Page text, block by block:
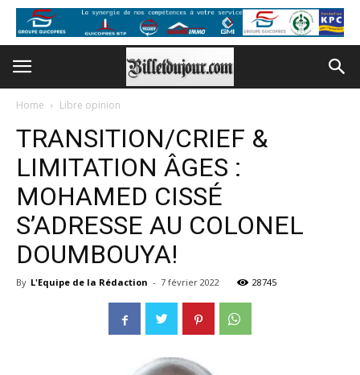
Home Libre opinion
TRANSITION/CRIEF &
LIMITATION ÂGES :
MOHAMED CISSÉ
S’ADRESSE AU COLONEL
DOUMBOUYA!
By L'Equipe de la Rédaction - 7 février 2022 28745